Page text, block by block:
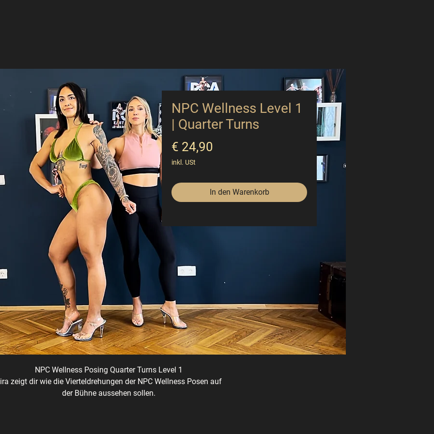
NPC Wellness Level 1
| Quarter Turns
€ 24,90
inkl. USt
In den Warenkorb
NPC Wellness Posing Quarter TurnsLevel 1
zeigt dir wie die Vierteldrehungen der NPC Wellness Posen auf
der Bühne aussehen sollen.